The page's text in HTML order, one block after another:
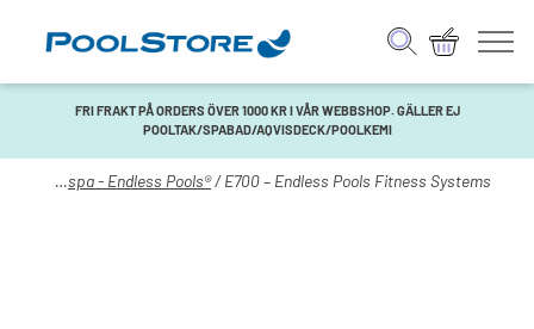
FRI FRAKT PÅ ORDERS ÖVER 1000 KR I VÅR WEBBSHOP. GÄLLER EJ
POOLTAK/SPABAD/AQVISDECK/POOLKEMI
Swimspa - Endless Pools®/ E700 – Endless Pools Fitness Systems